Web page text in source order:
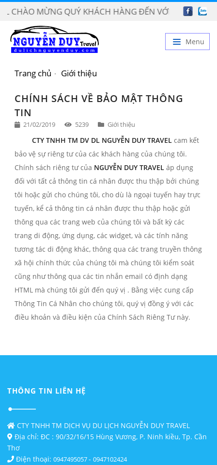
CHÀO MỪNG QUÝ KHÁCH HÀNG ĐẾN VỚI
Menu
BẢNG GIÁ
TIN TỨC
Trang chủ Giới thiệu
CHÍNH SÁCH VỀ BẢO MẬT THÔNG
TIN
21/02/2019 5239 Giới thiệu
CTY TNHH TM DV DL NGUYỄN DUY TRAVEL cam kết
bảo vệ sự riêng tư của các khách hàng của chúng tôi.
Chính sách riêng tư của NGUYỄN DUY TRAVEL áp dụng
đối với tất cả thông tin cá nhân được thu thập bởi chúng
tôi hoặc gửi cho chúng tôi, cho dù là ngoại tuyến hay trực
tuyến, kể cả thông tin cá nhân được thu thập hoặc gửi
thông qua các trang web của chúng tôi và bất kỳ các
trang di động, ứng dụng, các widget, và các tính năng
tương tác di động khác, thông qua các trang truyền thông
xã hội chính thức của chúng tôi mà chúng tôi kiểm soát
cũng như thông qua các tin nhắn email có định dạng
HTML mà chúng tôi gửi đến quý vị . Bằng việc cung cấp
Thông Tin Cá Nhân cho chúng tôi, quý vị đồng ý với các
điều khoản và điều kiện của Chính Sách Riêng Tư này.
THÔNG TIN LIÊN HỆ
CTY TNHH TM DỊCH VỤ DU LỊCH NGUYỄN DUY TRAVEL
Địa chỉ: ĐC : 90/32/16/15 Hùng Vương, P. Ninh kiều, Tp. Cần
Thơ
Điện thoại: 0947495057- 0947102424